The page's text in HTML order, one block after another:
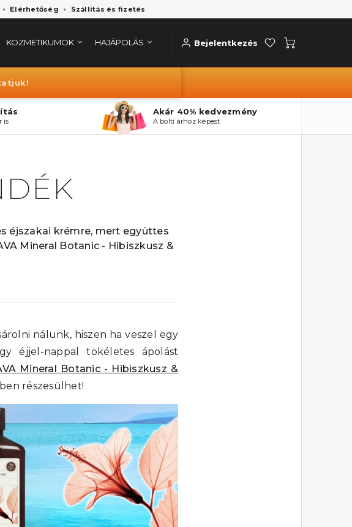
Elérhetőség Szállítás és fizetés
KOZMETIKUMOK HAJÁPOLÁS Bejelentkezés
is
Akár 40% kedvezmény
A bolti árhoz képest
éjszakai krémre, mert együttes
Mineral Botanic - Hibiszkusz &
nálunk, hiszen ha veszel egy
éjjel-nappal tökéletes ápolást
Mineral Botanic - Hibiszkusz &
részesülhet!